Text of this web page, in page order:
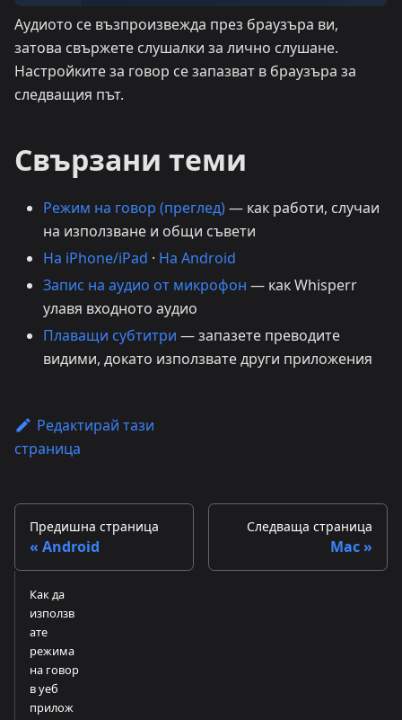
Аудиото се възпроизвежда през браузъра ви,
затова свържете слушалки за лично слушане.
Настройките за говор се запазват в браузъра за
следващия път.
Свързани теми
Режим на говор (преглед)— как работи, случаи
на използване и общи съвети
На iPhone/iPad · На Android
Запис на аудио от микрофон — как Whisperr
улавя входното аудио
Плаващи субтитри — запазете преводите
видими, докато използвате други приложения
Редактирай тази
страница
Предишна страница
Android
Следваща страница
Mac
Как да
използв
ате
режима
на говор
в уеб
прилож